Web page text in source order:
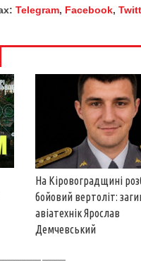
Telegram, Facebook,
На Кіровоградщині
бойовий вертоліт:
авіатехнік Ярослав
Демчевський